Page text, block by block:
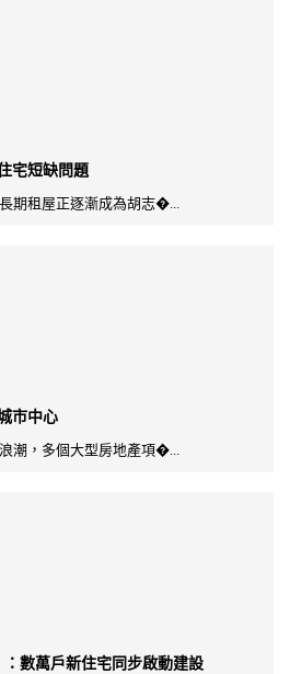
宅短缺問題
期租屋正逐漸成為胡志�...
市中心
潮，多個大型房地產項�...
數萬戶新住宅同步啟動建設